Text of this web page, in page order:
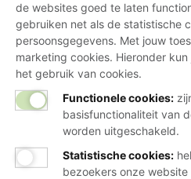
de websites goed te laten
gebruiken net als de statistische
persoonsgegevens. Met jouw
marketing cookies. Hieronder
het gebruik van cookies.
Functionele cookies:
basisfunctionaliteit van
worden uitgeschakeld.
Statistische cookies:
bezoekers onze website